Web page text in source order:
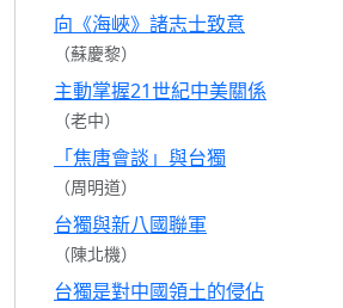
向《海峽》諸志士致意
（蘇慶黎）
主動掌握21世紀中美關係
（老中）
「焦唐會談」與台獨
（周明道）
台獨與新八國聯軍
（陳北機）
台獨是對中國領土的侵佔